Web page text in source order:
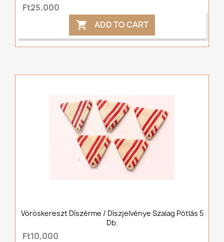
Ft25,000
 ADD TO CART
Vöröskereszt Díszérme / Díszjelvénye Szalag Pótlás 5
Db.
Ft10,000